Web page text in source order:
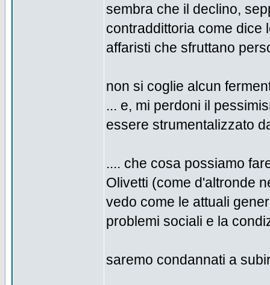
sembra che il declino,
contraddittoria come dice
affaristi che sfruttano
non si coglie alcun
... e, mi perdoni il
essere strumentalizzato
.... che cosa possiamo
Olivetti (come d'altronde
vedo come le attuali
problemi sociali e la
saremo condannati a